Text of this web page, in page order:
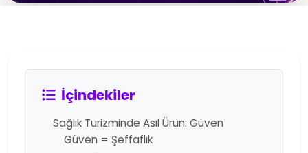
İçindekiler
Sağlık Turizminde Asıl Ürün: Güven
Güven = Şeffaflık